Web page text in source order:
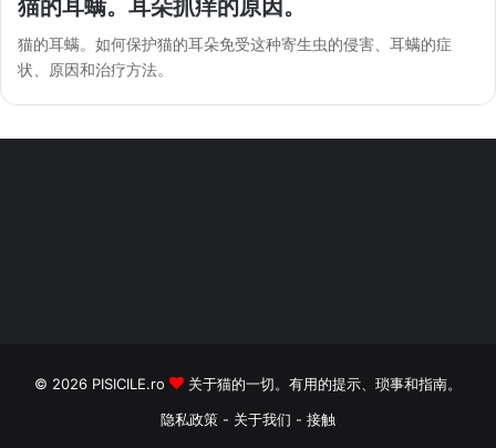
猫的耳螨。耳朵抓痒的原因。
猫的耳螨。如何保护猫的耳朵免受这种寄生虫的侵害、耳螨的症
状、原因和治疗方法。
© 2026 PISICILE.ro
关于猫的一切。有用的提示、琐事和指南。
隐私政策 - 关于我们 - 接触